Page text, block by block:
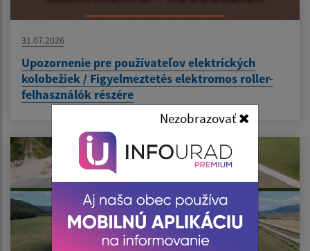
Nezobrazovať
31.07.2026
Upozornenie pre používateľov elektrických
kolobežiek / Figyelmeztetés elektromos roller-
felhasználók részére